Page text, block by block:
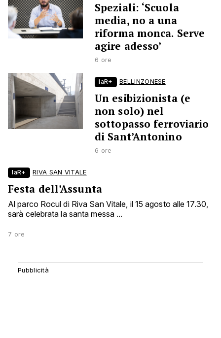
Speziali: ‘Scuola
media, no a una
riforma monca. Serve
agire adesso’
6 ore
laR+ BELLINZONESE
Un esibizionista (e
non solo) nel
sottopasso ferroviario
di Sant’Antonino
6 ore
laR+ RIVA SAN VITALE
Festa dell’Assunta
Al parco Rocul di Riva San Vitale, il 15 agosto alle 17.30,
sarà celebrata la santa messa ...
7 ore